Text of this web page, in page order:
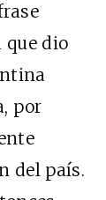
que dio
por
del país.